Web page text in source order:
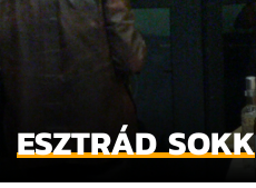
ESZTRÁD SOKK